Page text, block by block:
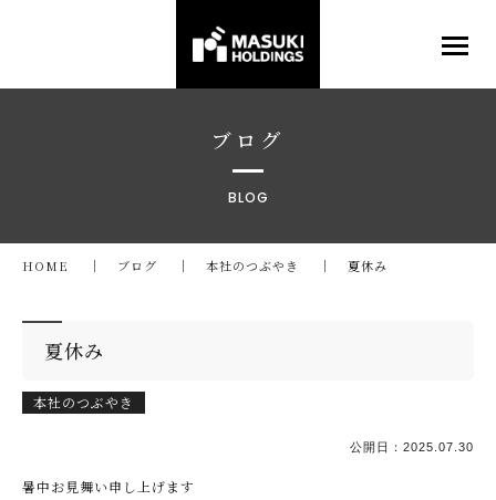
ブログ
BLOG
HOME ブログ 本社のつぶやき 夏休み
夏休み
本社のつぶやき
公開日： 2025.07.30
暑中お見舞い申し上げます